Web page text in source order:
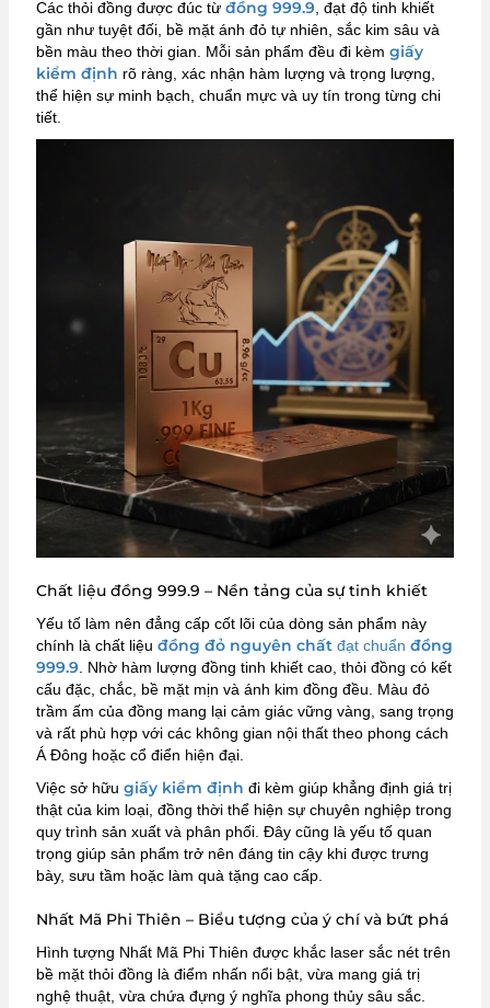
Các thỏi đồng được đúc từ đồng 999.9 , đạt độ tinh khiết
gần như tuyệt đối, bề mặt ánh đỏ tự nhiên, sắc kim sâu và
bền màu theo thời gian. Mỗi sản phẩm đều đi kèm giấy
kiểm định rõ ràng, xác nhận hàm lượng và trọng lượng,
thể hiện sự minh bạch, chuẩn mực và uy tín trong từng chi
tiết.
Chất liệu đồng 999.9 – Nền tảng của sự tinh khiết
Yếu tố làm nên đẳng cấp cốt lõi của dòng sản phẩm này
chính là chất liệu đồng đỏ nguyên chất đạt chuẩn đồng
999.9 . Nhờ hàm lượng đồng tinh khiết cao, thỏi đồng có kết
cấu đặc, chắc, bề mặt mịn và ánh kim đồng đều. Màu đỏ
trầm ấm của đồng mang lại cảm giác vững vàng, sang trọng
và rất phù hợp với các không gian nội thất theo phong cách
Á Đông hoặc cổ điển hiện đại.
Việc sở hữu giấy kiểm định đi kèm giúp khẳng định giá trị
thật của kim loại, đồng thời thể hiện sự chuyên nghiệp trong
quy trình sản xuất và phân phối. Đây cũng là yếu tố quan
trọng giúp sản phẩm trở nên đáng tin cậy khi được trưng
bày, sưu tầm hoặc làm quà tặng cao cấp.
Nhất Mã Phi Thiên – Biểu tượng của ý chí và bứt phá
Hình tượng Nhất Mã Phi Thiên được khắc laser sắc nét trên
bề mặt thỏi đồng là điểm nhấn nổi bật, vừa mang giá trị
nghệ thuật, vừa chứa đựng ý nghĩa phong thủy sâu sắc.